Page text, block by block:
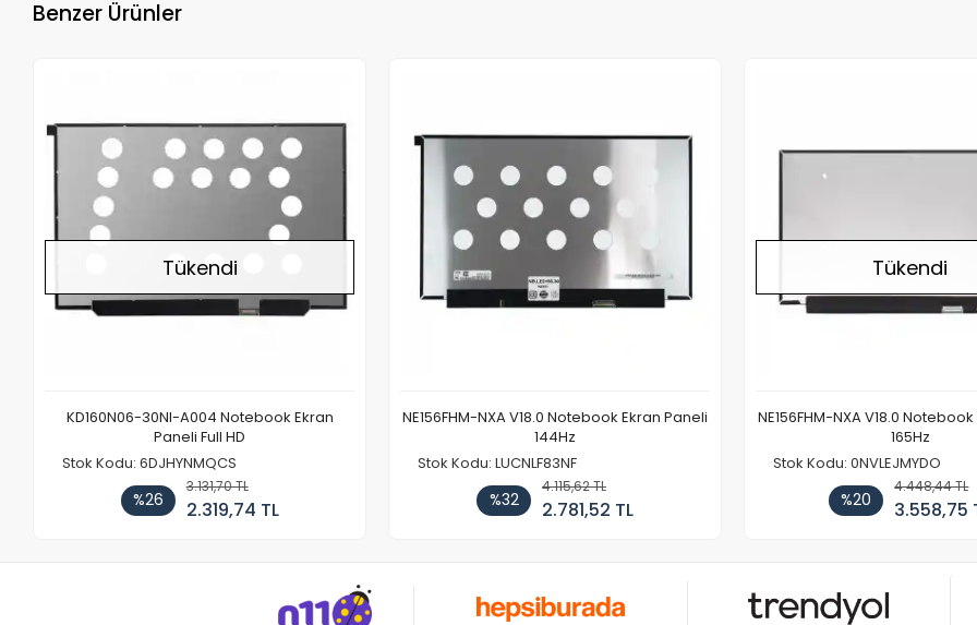
Benzer Ürünler
Tükendi
KD160N06-30NI-A004 Notebook Ekran
Paneli Full HD
Stok Kodu: 6DJHYNMQCS
%26
3.131,70 TL
2.319,74 TL
NE156FHM-NXA V18.0 Notebook Ekran Paneli
144Hz
Stok Kodu: LUCNLF83NF
%32
4.115,62 TL
2.781,52 TL
Tükendi
NE156FHM-NXA V18.0
165Hz
Stok Kodu: 0NVLEJMYDO
%20
4.448,44 TL
3.558,75